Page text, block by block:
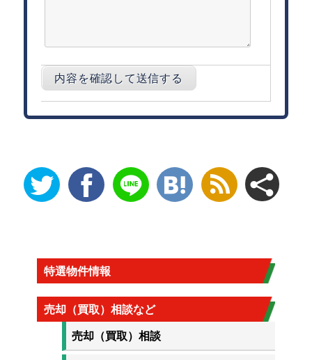
特選物件情報
売却（買取）相談など
売却（買取）相談